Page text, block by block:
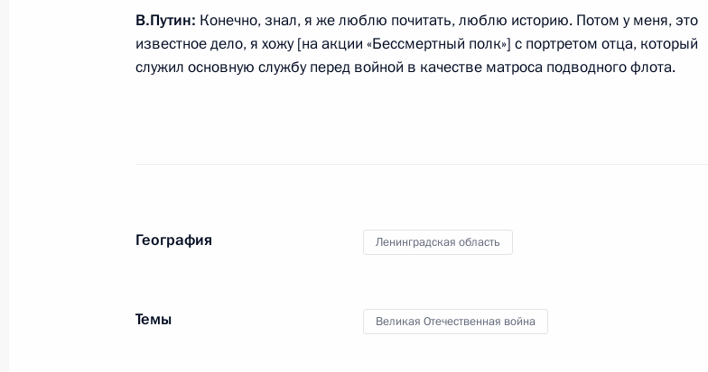
В.Путин: Конечно, знал, я же люблю почитать, люблю историю. Потом у меня, это
известное дело, я хожу [на акции «Бессмертный полк»] с портретом отца, который
служил основную службу перед войной в качестве матроса подводного флота.
География Ленинградская область
Темы Великая Отечественная война